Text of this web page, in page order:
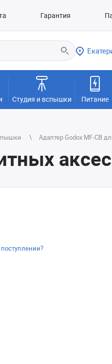
Гарантия
Студия и вспышки Питание
Адаптер Godox MF-CB